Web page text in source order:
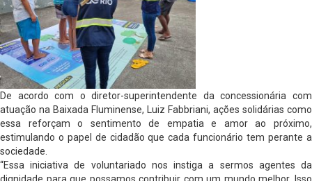
De acordo com o diretor-superintendente da concessionária com
atuação na Baixada Fluminense, Luiz Fabbriani, ações solidárias como
essa reforçam o sentimento de empatia e amor ao próximo,
estimulando o papel de cidadão que cada funcionário tem perante a
sociedade.
“Essa iniciativa de voluntariado nos instiga a sermos agentes da